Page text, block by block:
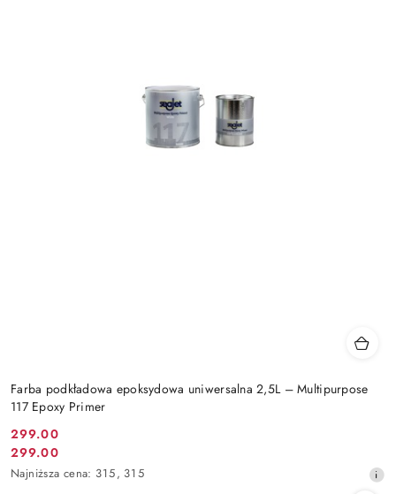
Farba podkładowa epoksydowa uniwersalna 2,5L – Multipurpose
117 Epoxy Primer
Cena
promocyjna:
299.00
Cena
promocyjna:
299.00
Najniższa
Najniższa cena: 315, 315